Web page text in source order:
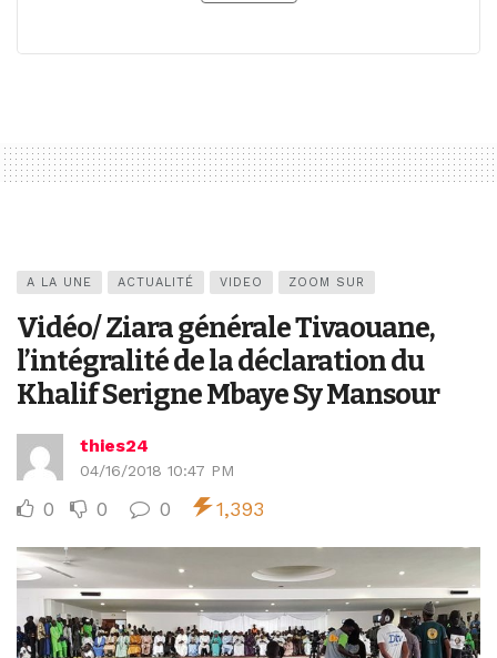
A LA UNE ACTUALITÉ VIDEO ZOOM SUR
Vidéo/ Ziara générale Tivaouane,
l’intégralité de la déclaration du
Khalif Serigne Mbaye Sy Mansour
thies24
04/16/2018 10:47 PM
0 0 0 1,393